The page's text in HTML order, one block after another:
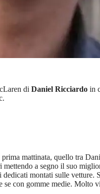
di Daniel Ricciardo in
mattinata, quello tra
a segno il suo
montati sulle vetture.
se con gomme medie. Molto